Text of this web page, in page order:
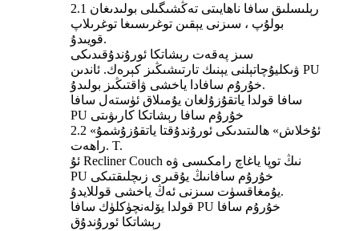
2.1 رېلىسلىق سافا ناھايىتى تەڭشىگىلى بولىدىغان
بولۇپ ، سىزنى يېقىن توغرىسىغا توغرىلاپ
قويىدۇ.
سىز پەقەت رېشاتكا ئورۇندۇقىدىكى
ۋىكليۇچاتېلنى يېنىك تارتىشىڭىز كېرەك. ئاندىن PU
خۇرۇم سافادا ياخشى ۋاقتىڭىز بولىدۇ.
سافا قولدا ياتقۇزۇلغان يۇمىلاق ئۈستەل سافا
PU خۇرۇم سافا رېشاتكا كارىۋىتى
2.2 «ئۇخلاش» ھالىتىدىكى ئورۇندۇقتا ياتقۇزۇشمۇ
راھەت. T.
ئۇ Recliner Couch نىڭ توپا ياغاچ رامكىسى ۋە
PU خۇرۇم سافانىڭ يۇقىرى زىچلىقتىكى
يۇمغاقسۈت سىزنى ئەڭ ياخشى قوللايدۇ.
قولدا يۆلەنچۈكلۈك سافا PU خۇرۇم سافا
رېشاتكا ئورۇندۇق